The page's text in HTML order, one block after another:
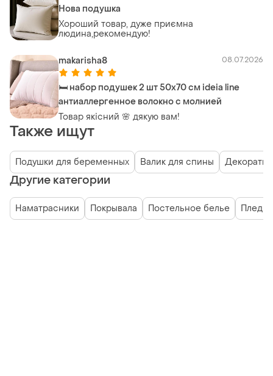
Нова подушка
Хороший товар, дуже приємна
людина,рекомендую!
makarisha8 08.07.2026
🛏️ набор подушек 2 шт 50х70 см ideia line
антиаллергенное волокно с молнией
Товар якісний 🌸 дякую вам!
Также ищут
Подушки для беременных Валик для спины
Другие категории
Наматрасники Покрывала Постельное белье Пледы